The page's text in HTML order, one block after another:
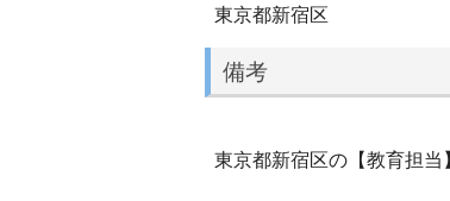
東京都新宿区
備考
東京都新宿区の【教育担